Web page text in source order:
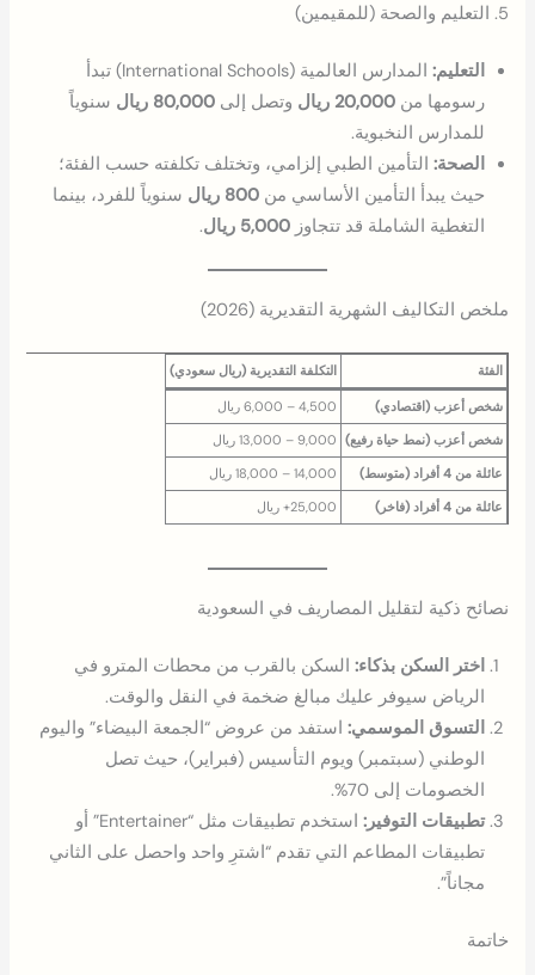
5. التعليم والصحة (للمقيمين)
التعليم:
المدارس العالمية (International Schools) تبدأ
رسومها من20,000 ريال وتصل إلى80,000 ريال
سنوياً
للمدارس النخبوية.
الصحة: التأمين الطبي إلزامي، وتختلف تكلفته حسب الفئة؛
حيث يبدأ التأمين الأساسي من800 ريال
سنوياً للفرد، بينما
التغطية الشاملة قد تتجاوز5,000 ريال .
ملخص التكاليف الشهرية التقديرية (2026)
الفئة التكلفة التقديرية (ريال سعودي)
شخص أعزب (اقتصادي)
4,500 – 6,000 ريال
شخص أعزب (نمط حياة رفيع) 9,000 – 13,000 ريال
عائلة من 4 أفراد (متوسط)
14,000 – 18,000 ريال
عائلة من 4 أفراد (فاخر)
25,000+ ريال
نصائح ذكية لتقليل المصاريف في السعودية
اختر السكن بذكاء: السكن بالقرب من محطات المترو في
الرياض سيوفر عليك مبالغ ضخمة في النقل والوقت.
التسوق الموسمي: استفد من عروض “الجمعة البيضاء” واليوم
الوطني (سبتمبر) ويوم التأسيس (فبراير)، حيث تصل
الخصومات إلى 70%.
تطبيقات التوفير:
استخدم تطبيقات مثل “Entertainer” أو
تطبيقات المطاعم التي تقدم “اشترِ واحد واحصل على الثاني
مجاناً”.
خاتمة